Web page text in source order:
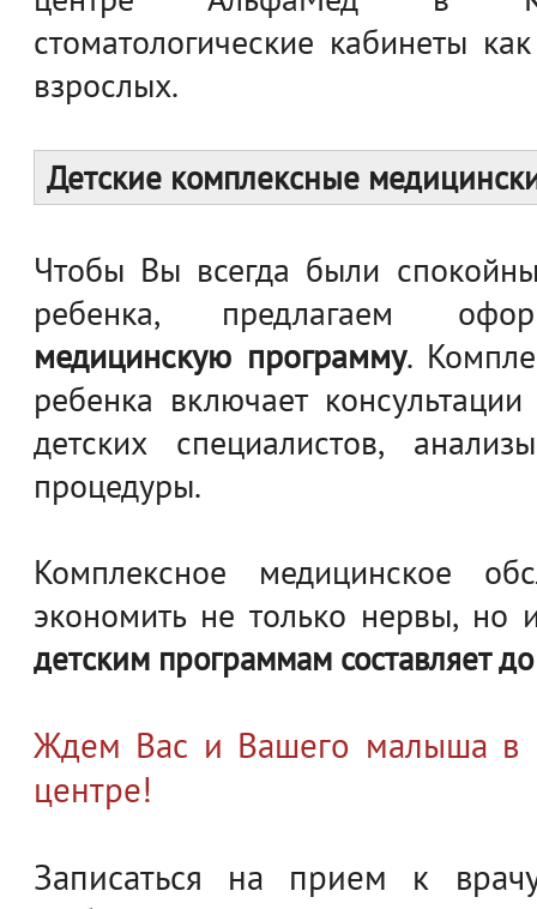
стоматологические кабинеты
взрослых.
Детские комплексные
Чтобы Вы всегда были
ребенка, предлагаем
медицинскую программу.
ребенка включает
детских специалистов,
процедуры.
Комплексное медицинское
экономить не только нервы, но
детским программам составляет
Ждем Вас и Вашего малыша в
центре!
Записаться на прием к